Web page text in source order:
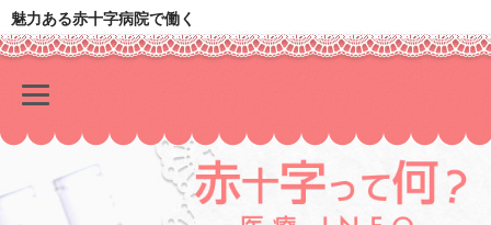
魅力ある赤十字病院で働く